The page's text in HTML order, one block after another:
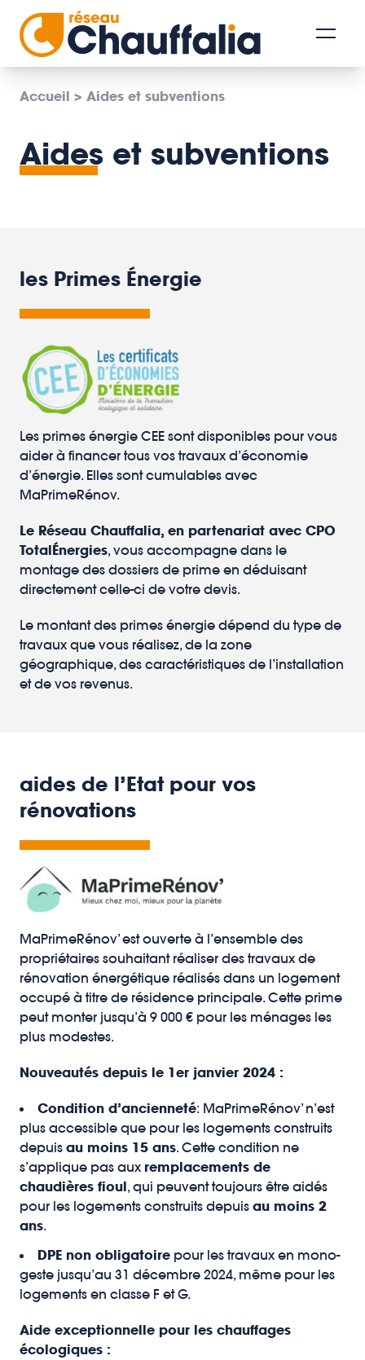
Accueil > Aides et subventions
Aides et subventions
les Primes Énergie
Les primes énergie CEE sont disponibles pour vous
aider à financer tous vos travaux d’économie
d’énergie. Elles sont cumulables avec
MaPrimeRénov.
Le Réseau Chauffalia, en partenariat avec CPO
TotalÉnergies, vous accompagne dans le
montage des dossiers de prime en déduisant
directement celle-ci de votre devis.
Le montant des primes énergie dépend du type de
travaux que vous réalisez, de la zone
géographique, des caractéristiques de l’installation
et de vos revenus.
aides de l’Etat pour vos
rénovations
MaPrimeRénov’ est ouverte à l’ensemble des
propriétaires souhaitant réaliser des travaux de
rénovation énergétique réalisés dans un logement
occupé à titre de résidence principale. Cette prime
peut monter jusqu’à 9 000 € pour les ménages les
plus modestes.
Nouveautés depuis le 1er janvier 2024 :
Condition d’ancienneté: MaPrimeRénov’ n’est
plus accessible que pour les logements construits
depuis au moins 15 ans. Cette condition ne
s’applique pas aux remplacements de
chaudières fioul, qui peuvent toujours être aidés
pour les logements construits depuis au moins 2
ans.
DPE non obligatoire pour les travaux en mono-
geste jusqu’au 31 décembre 2024, même pour les
logements en classe F et G.
Aide exceptionnelle pour les chauffages
écologiques :